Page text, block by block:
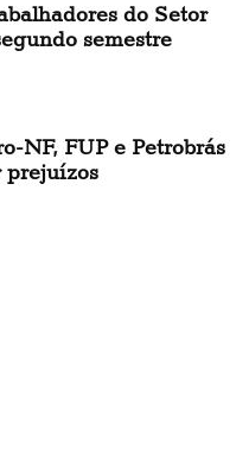
do Setor
semestre
NF, FUP e Petrobrás
prejuízos